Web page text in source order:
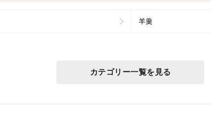
羊羹
カテゴリー一覧を見る